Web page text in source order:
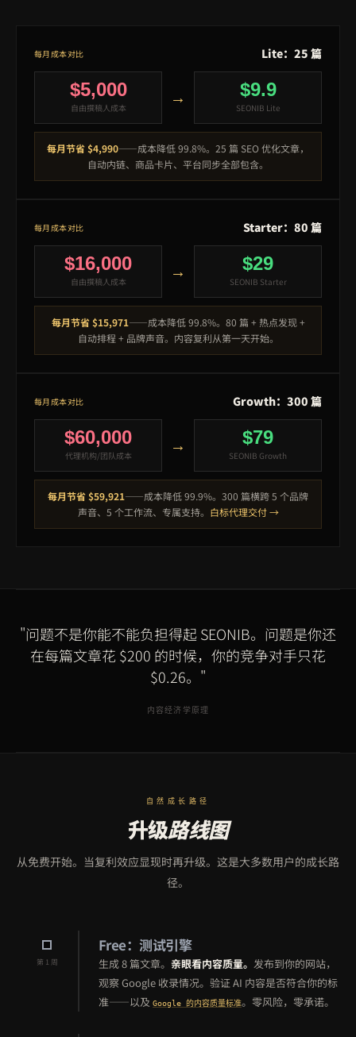
每月成本对比 Lite：25 篇
$5,000
自由撰稿人成本
→ $9.9
SEONIB Lite
每月节省 $4,990——成本降低 99.8%。25 篇 SEO 优化文章，
自动内链、商品卡片、平台同步全部包含。
每月成本对比 Starter：80 篇
$16,000
自由撰稿人成本
→ $29
SEONIB Starter
每月节省 $15,971——成本降低 99.8%。80 篇 + 热点发现 +
自动排程 + 品牌声音。内容复利从第一天开始。
每月成本对比 Growth：300 篇
$60,000
代理机构/团队成本
→ $79
SEONIB Growth
每月节省 $59,921——成本降低 99.9%。300 篇横跨 5 个品牌
声音、5 个工作流、专属支持。 白标代理交付 →
"问题不是你能不能负担得起 SEONIB。问题是你还
在每篇文章花 $200 的时候，你的竞争对手只花
$0.26。"
内容经济学原理
自然成长路径
升级路线图
从免费开始。当复利效应显现时再升级。这是大多数用户的成长路
径。
第 1 周
Free：测试引擎
生成 8 篇文章。 亲眼看内容质量。 发布到你的网站，
观察 Google 收录情况。验证 AI 内容是否符合你的标
准——以及 Google 的内容质量标准。零风险，零承诺。